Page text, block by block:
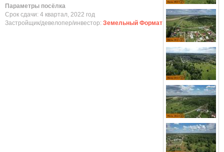
Параметры посёлка
Срок сдачи: 4 квартал, 2022 год
Застройщик/девелопер/инвестор: Земельный Формат